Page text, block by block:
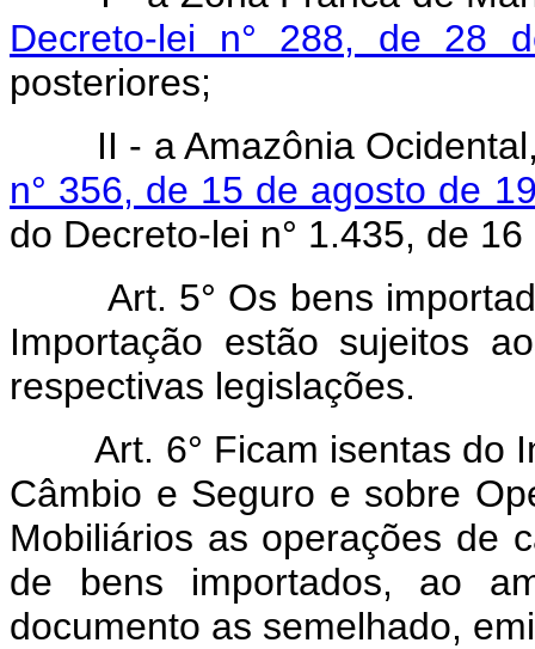
Decreto-lei n° 288, de 28
posteriores;
II - a Amazônia
n° 356, de 15 de agosto de
do Decreto-lei n° 1.435, de
Art. 5° Os bens
Importação estão sujeitos
respectivas legislações.
Art. 6° Ficam isentas do
Câmbio e Seguro e sobre
Mobiliários as operações de
de bens importados, ao
documento as semelhado,